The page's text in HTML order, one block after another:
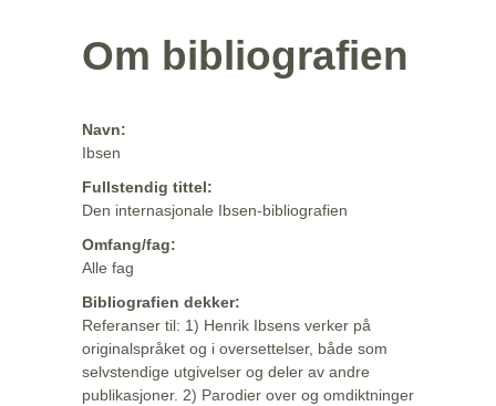
Om bibliografien
Navn:
Ibsen
Fullstendig tittel:
Den internasjonale Ibsen-bibliografien
Omfang/fag:
Alle fag
Bibliografien dekker:
Referanser til: 1) Henrik Ibsens verker på
originalspråket og i oversettelser, både som
selvstendige utgivelser og deler av andre
publikasjoner. 2) Parodier over og omdiktninger